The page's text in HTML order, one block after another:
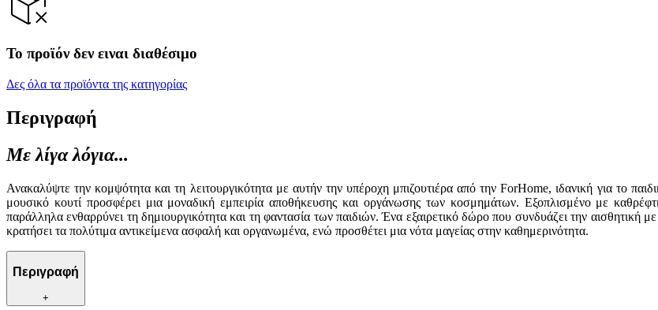
Το προϊόν δεν ειναι διαθέσιμο
Δες όλα τα προϊόντα της κατηγορίας
Περιγραφή
Με λίγα λόγια...
Ανακαλύψτε την κομψότητα και τη λειτουργικότητα με αυτήν την υπέροχη μπιζουτιέρα από την ForHome, ιδανική για το
μουσικό κουτί προσφέρει μια μοναδική εμπειρία αποθήκευσης και οργάνωσης των κοσμημάτων. Εξοπλισμένο με
παράλληλα ενθαρρύνει τη δημιουργικότητα και τη φαντασία των παιδιών. Ένα εξαιρετικό δώρο που συνδυάζει την αισθητική
κρατήσει τα πολύτιμα αντικείμενα ασφαλή και οργανωμένα, ενώ προσθέτει μια νότα μαγείας στην καθημερινότητα.
Περιγραφή
+